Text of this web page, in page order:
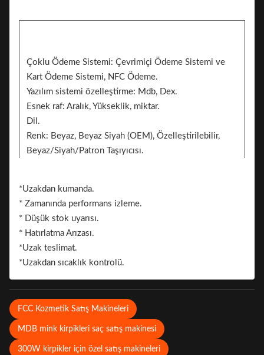
Çoklu Ödeme Sistemi: Çevrimiçi Ödeme Sistemi ve
Kart Ödeme Sistemi, NFC Ödeme.
Yazılım sistemi özelleştirme: Mdb, Dex.
Esnek raf: Aralık, Yükseklik, miktar.
Dil.
Renk: Beyaz, Beyaz Siyah (OEM), Özelleştirilebilir,
Beyaz/Siyah/Patron Taşıyıcısı.
*Uzakdan kumanda.
* Zamanında performans izleme.
* Düşük stok uyarısı.
* Hatırlatma Arızası.
*Uzak teslimat.
*Uzakdan sıcaklık kontrolü.
FCC Kozmetik Satış Makineleri
MDB mink kirpikleri saç satış makinesi
300W kirpikler için özel satış makineleri